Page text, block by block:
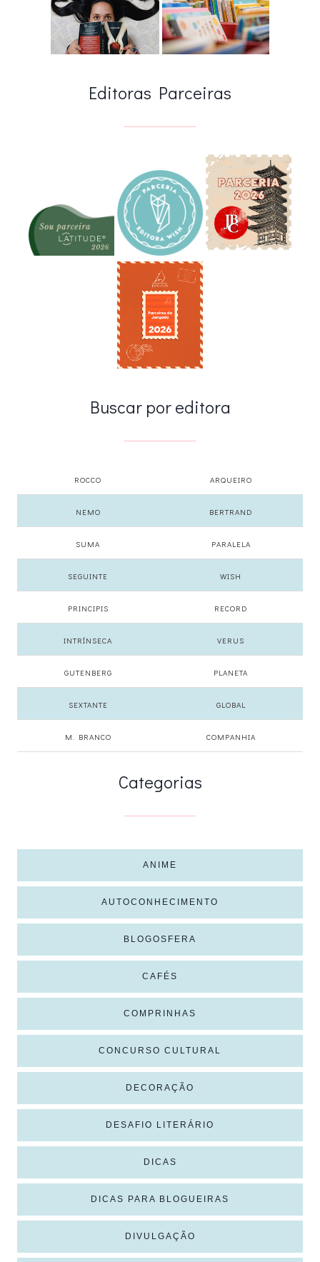
Editoras Parceiras
Buscar por editora
ROCCO ARQUEIRO
NEMO BERTRAND
SUMA PARALELA
SEGUINTE WISH
PRINCIPIS RECORD
INTRÍNSECA VERUS
GUTENBERG PLANETA
SEXTANTE GLOBAL
M. BRANCO COMPANHIA
Categorias
ANIME
AUTOCONHECIMENTO
BLOGOSFERA
CAFÉS
COMPRINHAS
CONCURSO CULTURAL
DECORAÇÃO
DESAFIO LITERÁRIO
DICAS
DICAS PARA BLOGUEIRAS
DIVULGAÇÃO